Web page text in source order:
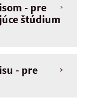
- pre
štúdium
- pre